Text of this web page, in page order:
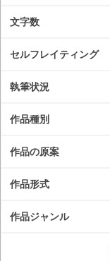
文字数
セルフレイティング
執筆状況
作品種別
作品の原案
作品形式
作品ジャンル